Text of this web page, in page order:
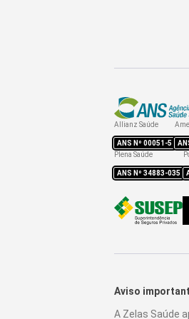
Allianz Saúde
ANS Nº 00051-5
Plena Saúde
ANS Nº 34883-035
Aviso
A Zelas Saúde